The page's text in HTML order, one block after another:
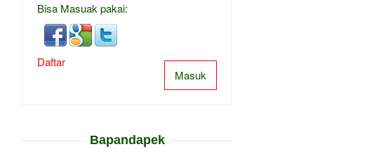
Bisa Masuak pakai:
Masuk
Daftar
Bapandapek